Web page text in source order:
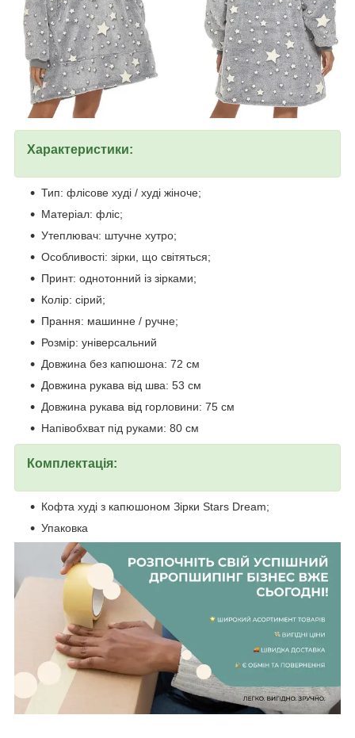
Характеристики:
Тип: флісове худі / худі жіноче;
Матеріал: фліс;
Утеплювач: штучне хутро;
Особливості: зірки, що світяться;
Принт: однотонний із зірками;
Колір: сірий;
Прання: машинне / ручне;
Розмір: універсальний
Довжина без капюшона: 72 см
Довжина рукава від шва: 53 см
Довжина рукава від горловини: 75 см
Напівобхват під руками: 80 см
Комплектація:
Кофта худі з капюшоном Зірки Stars Dream;
Упаковка